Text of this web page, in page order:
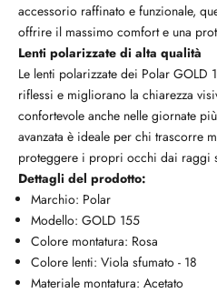
accessorio raffinato e funzionale,
offrire il massimo comfort e una
Lenti polarizzate di alta qualità
Le lenti polarizzate dei Polar GOLD
riflessi e migliorano la chiarezza
confortevole anche nelle giornate
avanzata è ideale per chi trascorre
proteggere i propri occhi dai raggi
Dettagli del prodotto:
Marchio: Polar
Modello: GOLD 155
Colore montatura: Rosa
Colore lenti: Viola sfumato - 18
Materiale montatura: Acetato